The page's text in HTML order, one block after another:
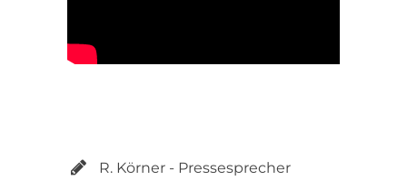
R. Körner - Pressesprecher